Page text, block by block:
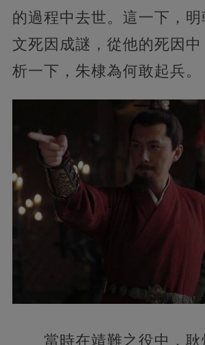
的過程中去世。這一下，
文死因成謎，從他的死因
析一下，朱棣為何敢起兵。
當時在靖難之役中，耿